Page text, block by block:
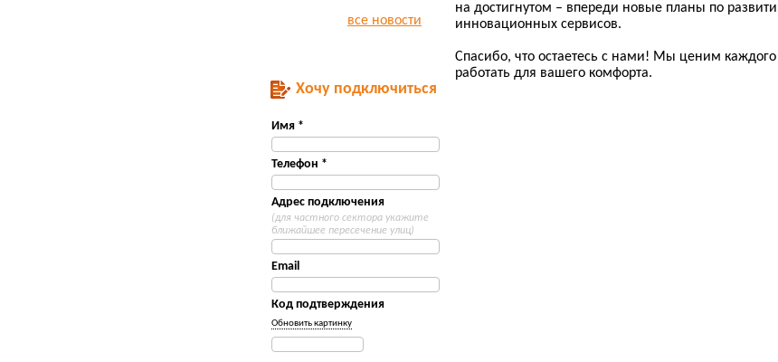
все новости
Хочу подключиться
Имя *
Телефон *
Адрес подключения
(для частного сектора укажите
ближайшее пересечение улиц)
Email
Код подтверждения
Обновить картинку
на достигнутом – впереди новые планы по
инновационных сервисов.
Спасибо, что остаетесь с нами! Мы ценим
работать для вашего комфорта.